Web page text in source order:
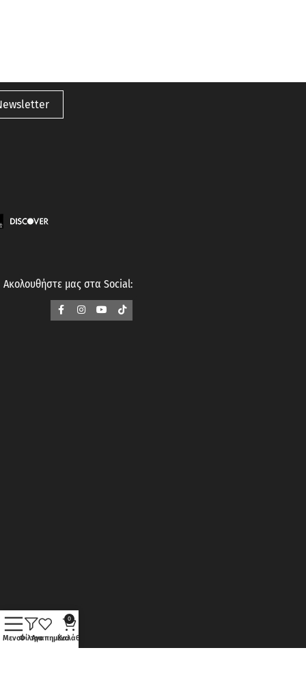
Ακολουθήστε μας στα Social:
ΜενούΦίλτραΑγαπημένα
0
Καλάθι